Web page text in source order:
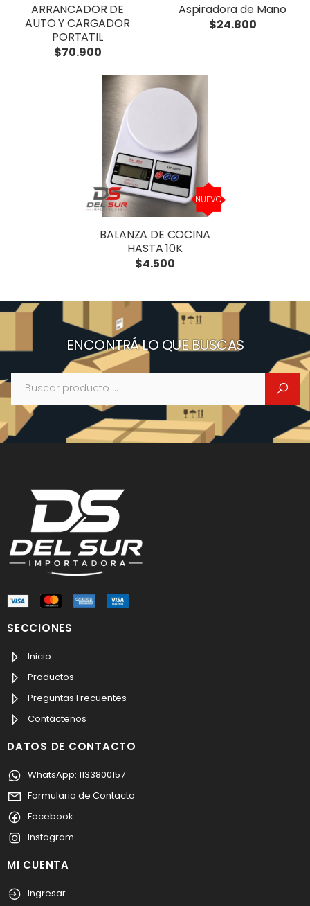
ARRANCADOR DE
AUTO Y CARGADOR
PORTATIL
$70.900
Aspiradora de Mano
$24.800
NUEVO
BALANZA DE COCINA
HASTA 10K
$4.500
ENCONTRÁ LO QUE BUSCAS
Buscar
SECCIONES
Inicio
Productos
Preguntas Frecuentes
Contáctenos
DATOS DE CONTACTO
WhatsApp: 1133800157
Formulario de Contacto
Facebook
Instagram
MI CUENTA
Ingresar